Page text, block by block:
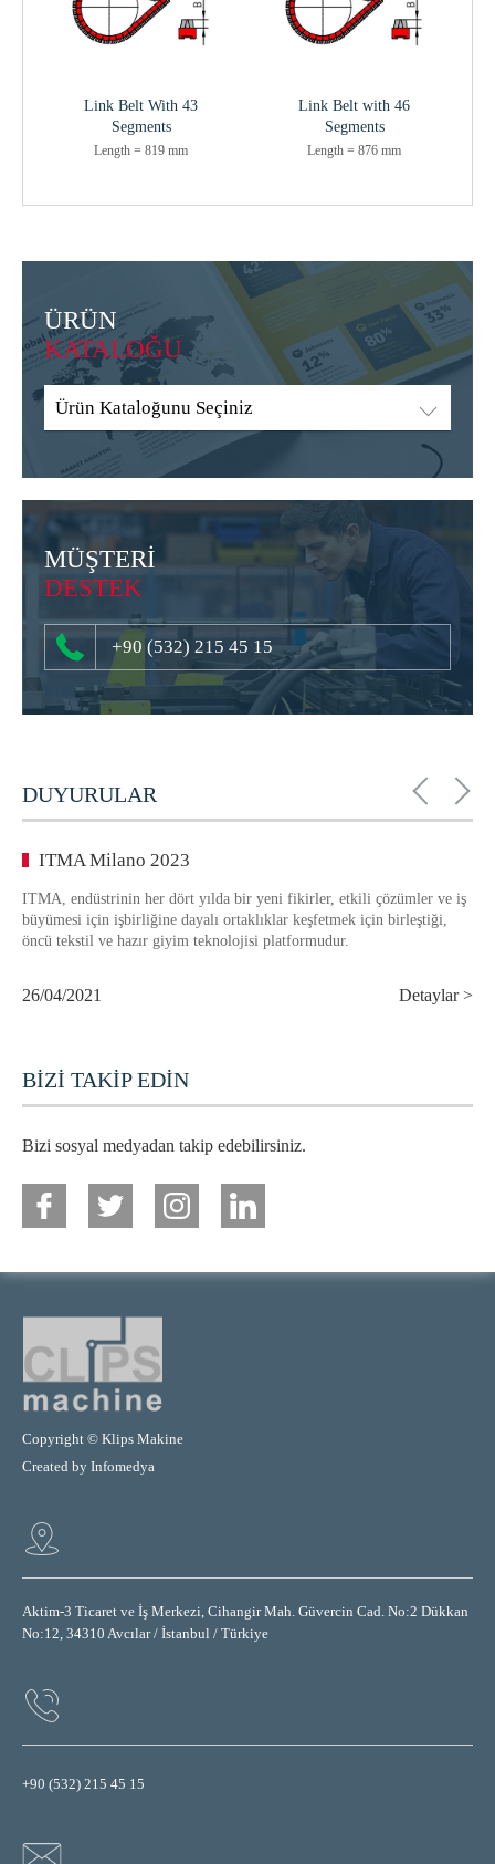
Link Belt With 43
Segments
Length = 819 mm
Link Belt with 46
Segments
Length = 876 mm
ÜRÜN
KATALOĞU
Ürün Kataloğunu Seçiniz
MÜŞTERİ
DESTEK
+90 (532) 215 45 15
DUYURULAR
ITMA Milano 2023
ITMA, endüstrinin her dört yılda bir yeni fikirler, etkili çözümler ve iş
büyümesi için işbirliğine dayalı ortaklıklar keşfetmek için birleştiği,
öncü tekstil ve hazır giyim teknolojisi platformudur.
26/04/2021 Detaylar >
BİZİ TAKİP EDİN
Bizi sosyal medyadan takip edebilirsiniz.
Copyright © Klips Makine
Created by Infomedya
Aktim-3 Ticaret ve İş Merkezi, Cihangir Mah. Güvercin Cad. No:2 Dükkan
No:12, 34310 Avcılar / İstanbul / Türkiye
+90 (532) 215 45 15